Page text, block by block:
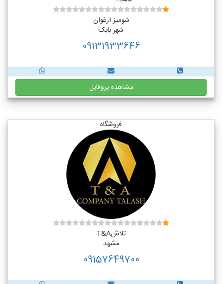
شومیز ارغوان
شهر بابک
09131933646
مشاهده پروفایل
فروشگاه
تلاشT&A
مشهد
09157649700